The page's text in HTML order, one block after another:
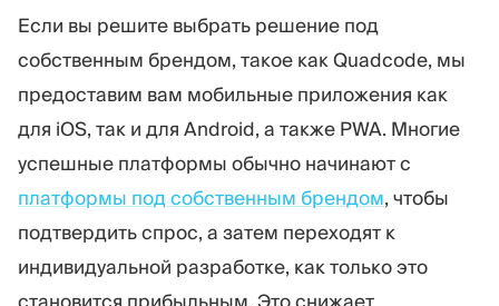
Если вы решите выбрать решение под
собственным брендом, такое как Quadcode, мы
предоставим вам мобильные приложения как
для iOS, так и для Android, а также PWA. Многие
успешные платформы обычно начинают с
платформы под собственным брендом, чтобы
подтвердить спрос, а затем переходят к
индивидуальной разработке, как только это